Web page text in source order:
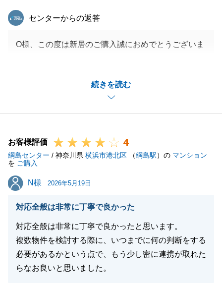
続きを読む
東急リバブル
センターからの返答
O様、この度は新居のご購入誠におめでとうございま
何卒よろしくお願い申し上げます。
お客様評価
4
綱島センター / 神奈川県 横浜市港北区 （綱島駅）の マンション
を ご購入
N様
N様 2026年5月19日
対応全般は非常に丁寧で良かった
対応全般は非常に丁寧で良かったと思います。
複数物件を検討する際に、いつまでに何の判断をする
必要があるかという点で、もう少し密に連携が取れた
らなお良いと思いました。